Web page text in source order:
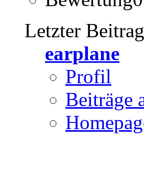
Letzter
earplane
Profil
Beiträge